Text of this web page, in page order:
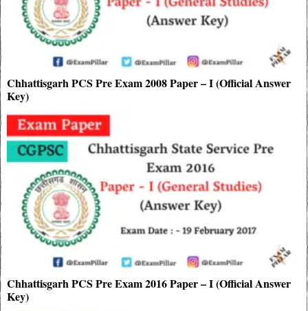
Chhattisgarh PCS Pre Exam 2008 Paper – I (Official Answer
Key)
Chhattisgarh PCS Pre Exam 2016 Paper – I (Official Answer
Key)